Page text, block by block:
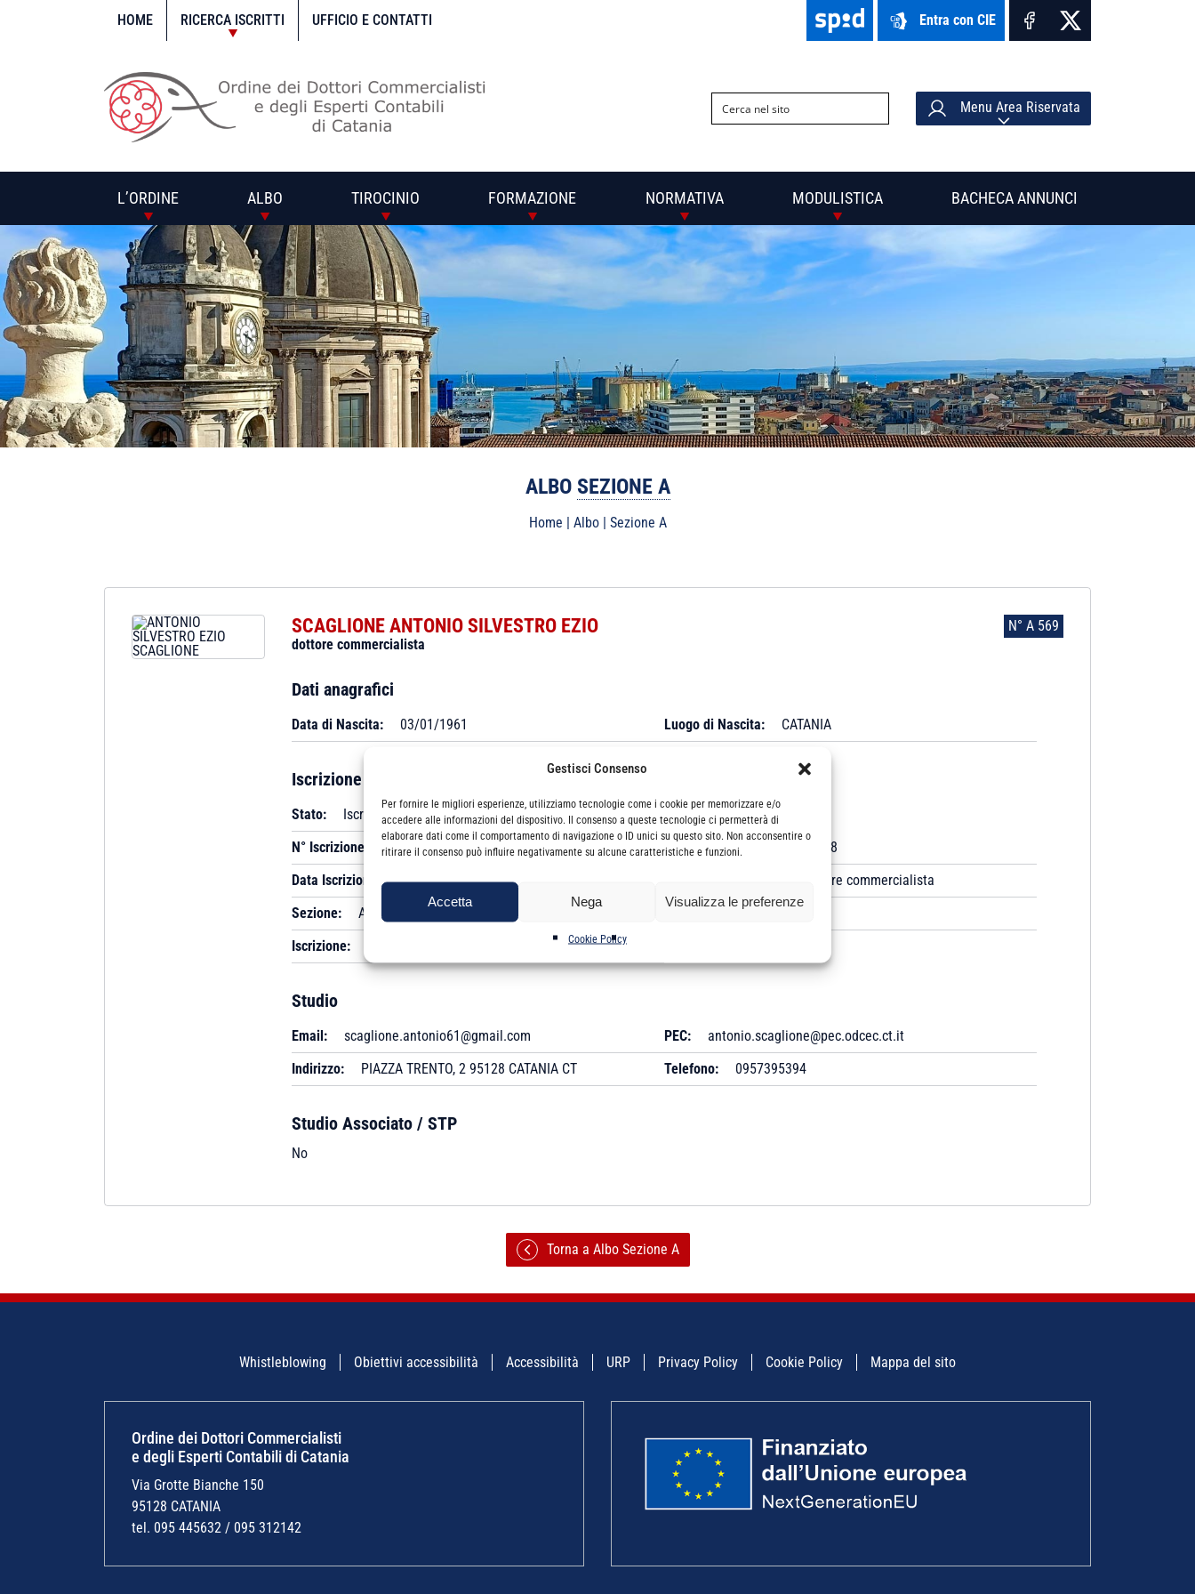
Gestisci Consenso
Per fornire le migliori esperienze, utilizziamo tecnologie come i cookie per memorizzare e/o
accedere alle informazioni del dispositivo. Il consenso a queste tecnologie ci permetterà di
elaborare dati come il comportamento di navigazione o ID unici su questo sito. Non acconsentire o
ritirare il consenso può influire negativamente su alcune caratteristiche e funzioni.
Accetta Nega Visualizza le preferenze
Cookie Policy
HOME RICERCA ISCRITTI UFFICIO E CONTATTI Entra con CIE
Menu Area Riservata
L’ORDINE ALBO TIROCINIO FORMAZIONE NORMATIVA MODULISTICA BACHECA ANNUNCI
ALBO SEZIONE A
Home | Albo| Sezione A
SCAGLIONE ANTONIO SILVESTRO EZIO
dottore commercialista
N° A 569
Dati anagrafici
Data di Nascita: 03/01/1961 Luogo di Nascita: CATANIA
Iscrizione
Stato:
Iscritto
N° Iscrizione:
A 569 Data Anzianità:
08/04/1988
Data Iscrizione:
08/04/1988
dottore commercialista
Sezione:
A Revisore Legale:
Iscrizione:
Studio
Email: scaglione.antonio61@gmail.com PEC:
antonio.scaglione@pec.odcec.ct.it
Indirizzo:
PIAZZA TRENTO, 2 95128 CATANIA CT Telefono: 0957395394
Studio Associato / STP
No
Torna a Albo Sezione A
Whistleblowing Obiettivi accessibilità Accessibilità URP Privacy Policy Cookie Policy Mappa del sito
Ordine dei Dottori Commercialisti
e degli Esperti Contabili di Catania
Via Grotte Bianche 150
95128 CATANIA
tel. 095 445632 / 095 312142